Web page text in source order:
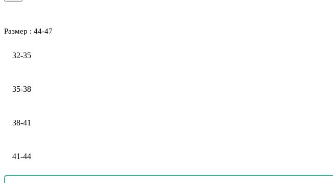
Размер : 44-47
32-35
35-38
38-41
41-44